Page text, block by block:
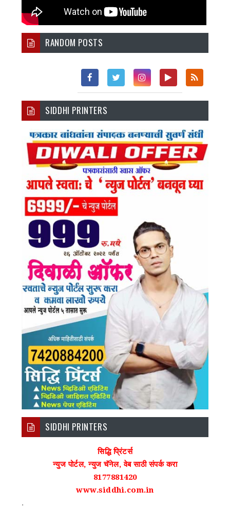
RANDOM POSTS
Fac
Ebo
Ok
Twi
Inst
Am
You
E
SIDDHI PRINTERS
SIDDHI PRINTERS
सिद्धि प्रिंटर्स
न्युज पोर्टल, न्युज चॅनेल, वेब साठी संपर्क करा
8177881420
www.siddhi.com.in
.